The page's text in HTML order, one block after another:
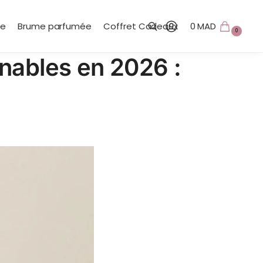
Brume parfumée Coffret Cadeaux
Recherche
0MAD 0
en 2026 :